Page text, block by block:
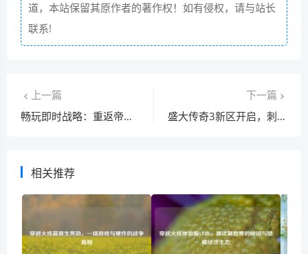
道，本站保留其原作者的著作权！如有侵权，请与站长
联系!
上一篇
畅玩即时战略：重返帝国与星际争霸经典回顾
下一篇
盛大传奇3新区开启，刺客降临，再战玛法大陆！
相关推荐